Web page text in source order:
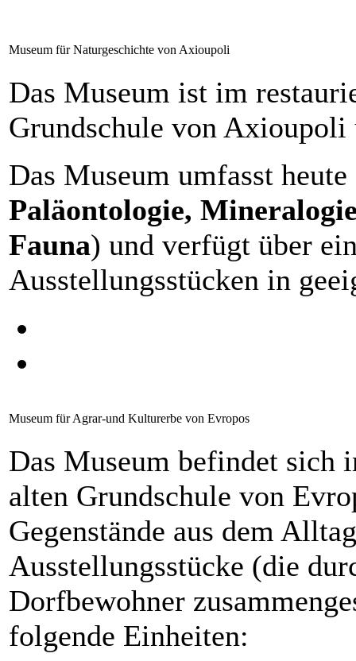
Museum für Naturgeschichte von Axioupoli
Das Museum ist im
Grundschule von Axioupoli
Das Museum umfasst
Paläontologie,
Fauna) und verfügt über
Ausstellungsstücken in
Museum für Agrar-und Kulturerbe von Evropos
Das Museum befindet sich
alten Grundschule von
Gegenstände aus dem
Ausstellungsstücke (die
Dorfbewohner
folgende Einheiten: